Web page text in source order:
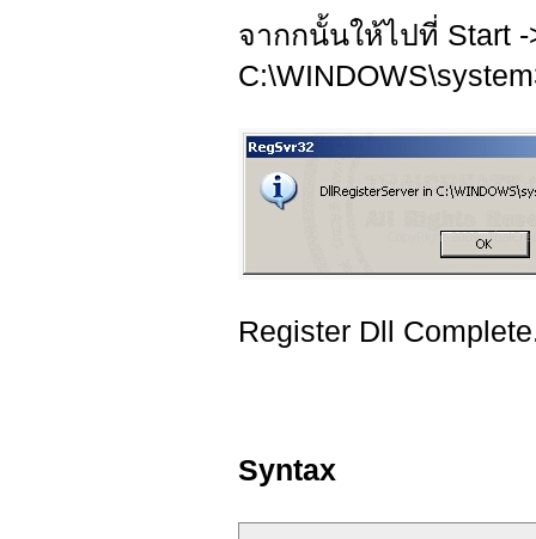
จากกนั้นให้ไปที่ Start -
Register Dll
Syntax